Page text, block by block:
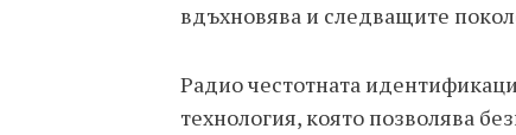
вдъхновява и следващите
Радио честотната
технология, която позволява